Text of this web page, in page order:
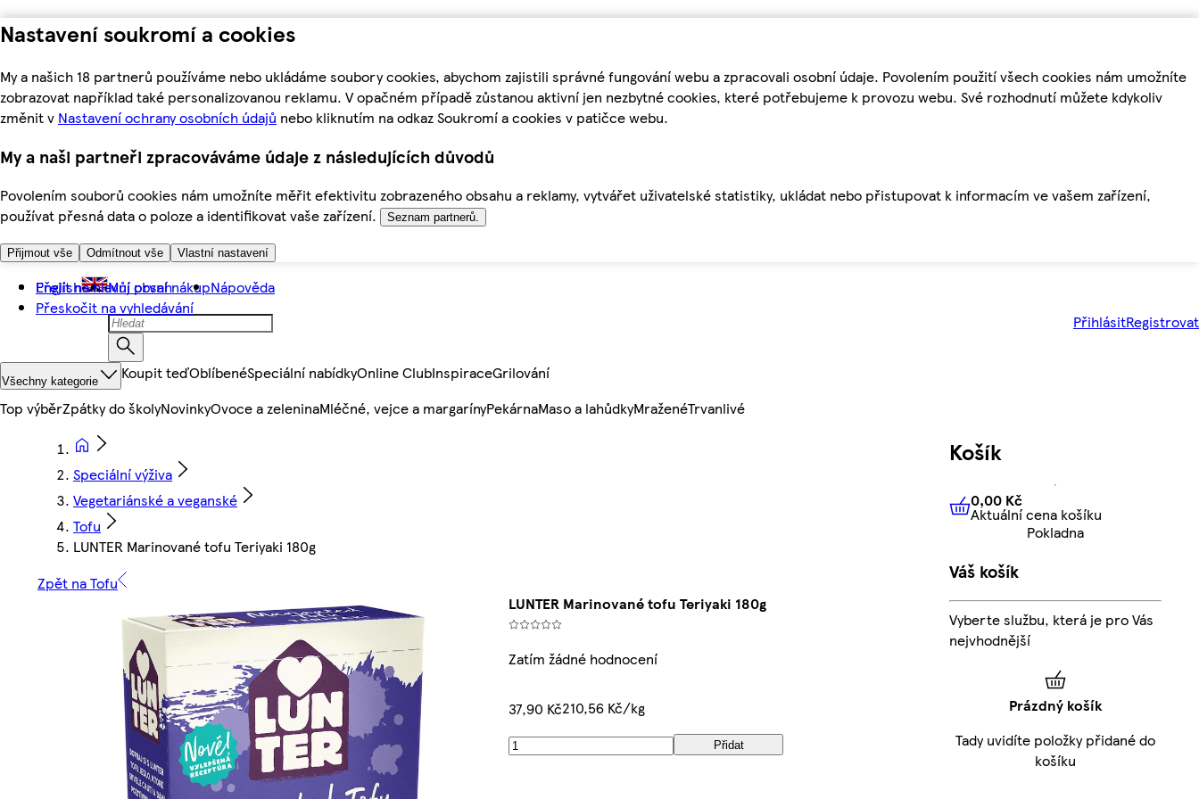
Nastavení soukromí a cookies
My a našich 18 partnerů používáme nebo ukládáme soubory cookies, abychom zajistili správné fungování webu a zpracovali osobní údaje. Povolením použití všech cookies nám umožníte
zobrazovat například také personalizovanou reklamu. V opačném případě zůstanou aktivní jen nezbytné cookies, které potřebujeme k provozu webu. Své rozhodnutí můžete kdykoliv
změnit v Nastavení ochrany osobních údajů nebo kliknutím na odkaz Soukromí a cookies v patičce webu.
My a naši partneři zpracováváme údaje z následujících důvodů
Povolením souborů cookies nám umožníte měřit efektivitu zobrazeného obsahu a reklamy, vytvářet uživatelské statistiky, ukládat nebo přistupovat k informacím ve vašem zařízení,
používat přesná data o poloze a identifikovat vaše zařízení.
Seznam partnerů.
Přijmout vše Odmítnout vše Vlastní nastavení
Přejít na hlavní obsah
Přeskočit na vyhledávání
English Můj první nákupNápověda
PřihlásitRegistrovat
Všechny kategorie Koupit teďOblíbenéSpeciální nabídkyOnline ClubInspiraceGrilování
Top výběrZpátky do školyNovinkyOvoce a zeleninaMléčné, vejce a margarínyPekárnaMaso a lahůdkyMraženéTrvanlivé
Speciální výživa
Vegetariánské a veganské
Tofu
LUNTER Marinované tofu Teriyaki 180g
Zpět na Tofu
LUNTER Marinované tofu Teriyaki 180g
Zatím žádné hodnocení
37,90 Kč210,56 Kč/kg
Přidat
Košík
0,00 KčAktuální cena košíku
0,00 Kč
Aktuální cena košíku
Pokladna
Váš košík
Vyberte službu, která je pro Vás
nejvhodnější
Prázdný košík
Tady uvidíte položky přidané do
košíku